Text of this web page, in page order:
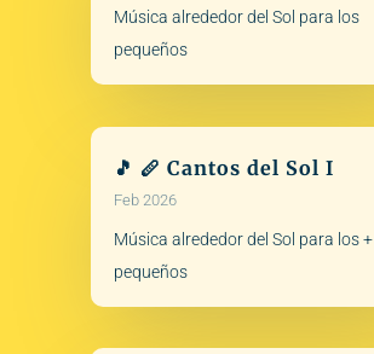
Música alrededor del Sol para los
pequeños
🎵 🪈 Cantos del Sol I
Feb 2026
Música alrededor del Sol para los +
pequeños